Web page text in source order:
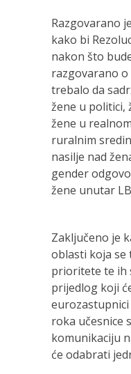
Razgovarano
kako bi
nakon što
razgovarano
trebalo da
žene u politici,
žene u
ruralnim
nasilje nad
gender
žene unutar
Zaključeno je
oblasti koja se
prioritete te ih
prijedlog koji
roka učesnice
komunikaciju
će odabrati